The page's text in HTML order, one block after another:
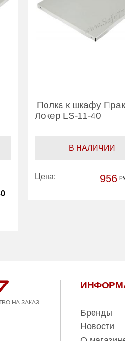
Полка к шкафу
Локер LS-11-40
В НАЛИЧИИ
Цена: 956
НА ЗАКАЗ
Бренды
Новости